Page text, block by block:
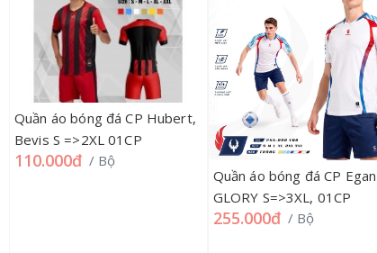
Quần áo bóng đá CP Hubert,
Bevis S =>2XL 01CP
110.000đ / Bộ
Quần áo bóng đá CP Egan
GLORY S=>3XL, 01CP
255.000đ / Bộ